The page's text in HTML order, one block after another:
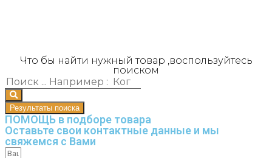
Что бы найти нужный товар ,воспользуйтесь
поиском
Результаты поиска
ПОМОЩЬ в подборе товара
Оставьте свои контактные данные и мы
свяжемся с Вами